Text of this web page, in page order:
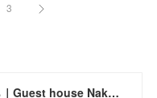
3
古民家民宿なかむら｜Guest house Nakamura